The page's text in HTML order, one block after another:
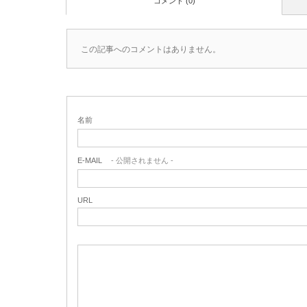
この記事へのコメントはありません。
名前
E-MAIL - 公開されません -
URL